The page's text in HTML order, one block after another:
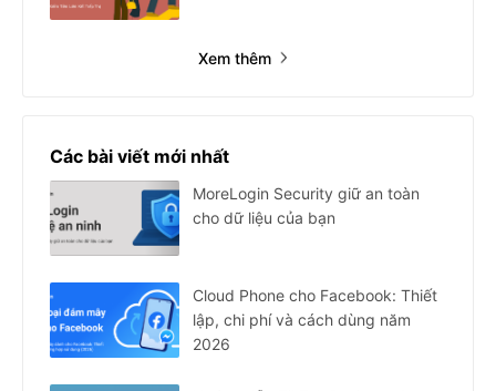
Xem thêm
Các bài viết mới nhất
MoreLogin Security giữ an toàn
cho dữ liệu của bạn
Cloud Phone cho Facebook: Thiết
lập, chi phí và cách dùng năm
2026